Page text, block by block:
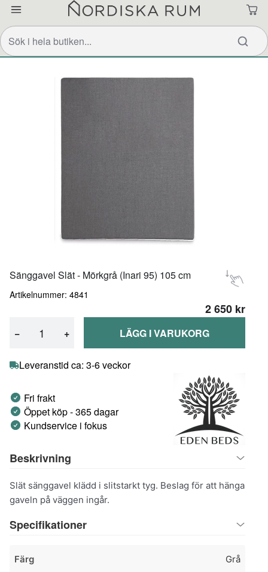
Sänggavel Slät - Mörkgrå (Inari 95) 105 cm
Artikelnummer: 4841
2 650 kr
− + LÄGG I VARUKORG
Leveranstid ca: 3-6 veckor
Fri frakt
Öppet köp - 365 dagar
Kundservice i fokus
Beskrivning
Slät sänggavel klädd i slitstarkt tyg. Beslag för att hänga
gaveln på väggen ingår.
Specifikationer
Färg Grå